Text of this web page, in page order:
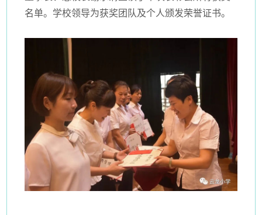
名单。学校领导为获奖团队及个人颁发荣誉证书。